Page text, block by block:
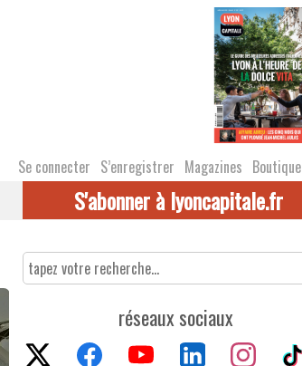
Se connecter S’enregistrer Magazines Boutique
S'abonner à lyoncapitale.fr
réseaux sociaux